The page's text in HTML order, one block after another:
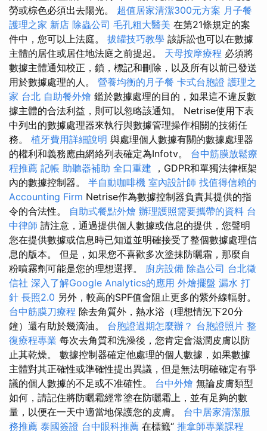
勞或棕色必須出去陽光。 超值居家清潔300元方案 月子餐
護理之家 新店 除蟲公司 毛孔粗大醫美 在第21條規定的案
件中，您可以上法庭。 拔罐技巧教學 該訴訟也可以在數據
主體的居住或居住地法庭之前提起。 天母按摩療程 必須將
數據主體通知校正，鎖，標記和刪除，以及所有以前已發送
用於數據處理的人。 營養均衡的月子餐 卡式台胞證 護理之
家 台北 自助餐外燴 鑑於數據處理的目的，如果這不違反數
據主體的合法利益，則可以忽略該通知。 Netrise使用下表
中列出的數據處理器來執行與數據管理操作相關的技術任
務。 植牙費用詳細說明 與處理個人數據有關的數據處理器
的權利和義務應由網絡列表確定為Infotv。 台中筋膜放鬆療
程推薦 記帳 助聽器補助 全口重建 ，GDPR和單獨法律框架
內的數據控制器。 半自動咖啡機 室內設計師 找值得信賴的
Accounting Firm Netrise作為數據控制器負責其提供的指
令的合法性。 自助式餐點外燴 辦理護照需要攜帶的資料 台
中律師 請注意，通過提供個人數據或信息的提供，您聲明
您在提供數據或信息時已知道並明確接受了整個數據處理信
息的版本。 但是，如果您不喜歡多次塗抹防曬霜，那麼自
粉噴霧劑可能是您的理想選擇。 廚房設備 除蟲公司 台北徵
信社 深入了解Google Analytics的應用 外燴擺盤 漏水 打
針 長照2.0 另外，較高的SPF值會阻止更多的紫外線輻射。
台中筋膜刀療程 除去角質外，熱水浴（理想情況下20分
鐘）還有助於幾滴油。 台胞證過期怎麼辦？ 台胞證照片 整
復療程專業 每次去角質和洗澡後，您肯定會滋潤皮膚以防
止其乾燥。 數據控制器確定他處理的個人數據，如果數據
主體對其正確性或準確性提出異議，但是無法明確確定有爭
議的個人數據的不足或不准確性。 台中外燴 無論皮膚類型
如何，請記住將防曬霜經常塗在防曬霜上，並有足夠的數
量，以便在一天中適當地保護您的皮膚。 台中居家清潔服
務推薦 泰國簽證 台中眼科推薦 在標籤“ 推拿師專業課程